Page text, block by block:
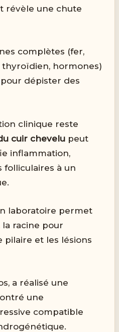
révèle une chute
complètes (fer,
thyroïdien, hormones)
dépister des
clinique reste
cuir chevelu peut
inflammation,
folliculaires à un
laboratoire permet
la racine pour
et les lésions
a réalisé une
une
compatible